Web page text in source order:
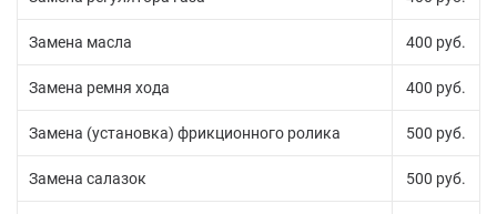
Замена масла 400 руб.
Замена ремня хода 400 руб.
Замена (установка) фрикционного ролика 500 руб.
Замена салазок 500 руб.